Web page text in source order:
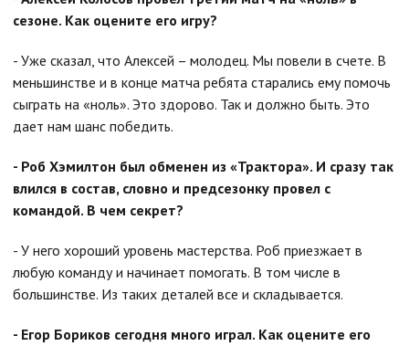
сезоне. Как оцените его игру?
- Уже сказал, что Алексей – молодец. Мы повели в счете. В
меньшинстве и в конце матча ребята старались ему помочь
сыграть на «ноль». Это здорово. Так и должно быть. Это
дает нам шанс победить.
- Роб Хэмилтон был обменен из «Трактора». И сразу так
влился в состав, словно и предсезонку провел с
командой. В чем секрет?
- У него хороший уровень мастерства. Роб приезжает в
любую команду и начинает помогать. В том числе в
большинстве. Из таких деталей все и складывается.
- Егор Бориков сегодня много играл. Как оцените его